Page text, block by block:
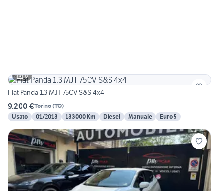
6
Fiat Panda 1.3 MJT 75CV S&S 4x4
9.200 €Torino(TO)
Usato
01/2013 133000 Km Diesel Manuale Euro 5